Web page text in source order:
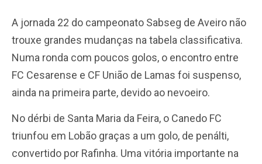
A jornada 22 do campeonato Sabseg de Aveiro não
trouxe grandes mudanças na tabela classificativa.
Numa ronda com poucos golos, o encontro entre
FC Cesarense e CF União de Lamas foi suspenso,
ainda na primeira parte, devido ao nevoeiro.
No dérbi de Santa Maria da Feira, o Canedo FC
triunfou em Lobão graças a um golo, de penálti,
convertido por Rafinha. Uma vitória importante na